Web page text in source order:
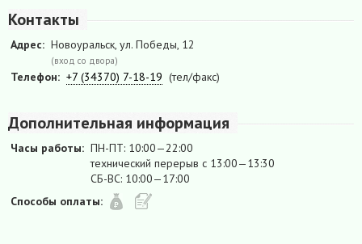
Контакты
Адрес: Новоуральск, ул. Победы, 12
(вход со двора)
Телефон: +7 (34370) 7-18-19 (тел/факс)
Дополнительная информация
Часы работы: ПН-ПТ: 10:00—22:00
технический перерыв с 13:00—13:30
СБ-ВС: 10:00—17:00
Способы оплаты: